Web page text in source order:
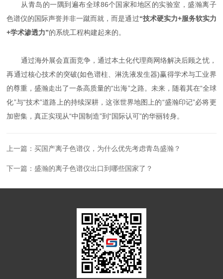
从青岛的一隅到遍布全球86个国家和地区的实验室，盛瀚离子
色谱仪的国际声誉并非一蹴而就，而是通过“技术硬实力+服务软实力
+学术渗透力”的系统工程构建起来的。
通过海外展会直面竞争，通过本土化代理商网络解决后顾之忧，
再通过核心技术的突破(如色谱柱、淋洗液发生器)赢得学术与工业界
的尊重，盛瀚走出了一条高质量的“出海”之路。未来，随着其在“全球
化”与“技术”道路上的持续深耕，这张世界地图上的“盛瀚印记”必将更
加密集，真正实现从“中国制造”到“国际认可”的华丽转身。
上一篇：买国产离子色谱仪，为什么优先考虑青岛盛瀚？
下一篇：盛瀚的离子色谱仪出口到哪些国家了？